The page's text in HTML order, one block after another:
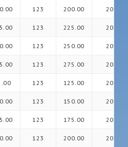
123 200.00 20
123 225.00 20
123 250.00 20
123 275.00 20
123 125.00 20
123 150.00 20
123 175.00 20
123 200.00 20